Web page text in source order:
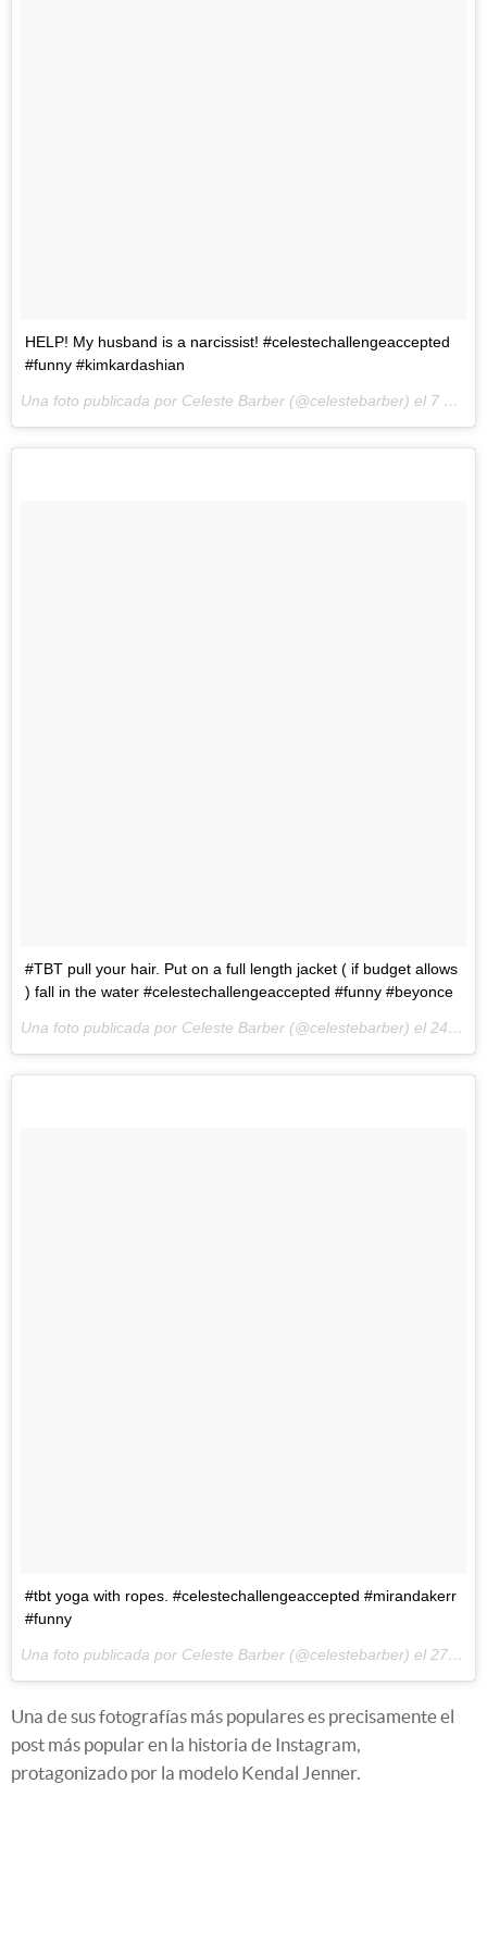
HELP! My husband is a narcissist! #celestechallengeaccepted
#funny #kimkardashian
Una foto publicada por Celeste Barber (@celestebarber) el 7 de Mar de 2016 a la(s) 12:40 PST
#TBT pull your hair. Put on a full length jacket ( if budget allows
) fall in the water #celestechallengeaccepted #funny #beyonce
Una foto publicada por Celeste Barber (@celestebarber) el 24 de Feb de 2016 a la(s) 1:11 PST
#tbt yoga with ropes. #celestechallengeaccepted #mirandakerr
#funny
Una foto publicada por Celeste Barber (@celestebarber) el 27 de Ene de 2016 a la(s) 1:56 PST
Una de sus fotografías más populares es precisamente el
post más popular en la historia de Instagram,
protagonizado por la modelo Kendal Jenner.